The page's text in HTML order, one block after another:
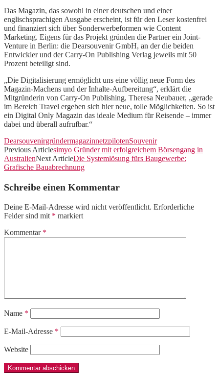
Das Magazin, das sowohl in einer deutschen und einer
englischsprachigen Ausgabe erscheint, ist für den Leser kostenfrei
und finanziert sich über Sonderwerbeformen wie Content
Marketing. Eigens für das Projekt gründen die Partner ein Joint-
Venture in Berlin: die Dearsouvenir GmbH, an der die beiden
Entwickler und der Carry-On Publishing Verlag jeweils mit 50
Prozent beteiligt sind.
„Die Digitalisierung ermöglicht uns eine völlig neue Form des
Magazin-Machens und der Inhalte-Aufbereitung“, erklärt die
Mitgründerin von Carry-On Publishing, Theresa Neubauer, „gerade
im Bereich Travel ergeben sich hier neue, tolle Möglichkeiten. So ist
ein Digital Only Magazin das ideale Medium für Reisende – immer
dabei und überall aufrufbar.“
DearsouvenirgründermagazinnetzpilotenSouvenir
Previous Articlesimyo Gründer mit erfolgreichem Börsengang in
AustralienNext ArticleDie Systemlösung fürs Baugewerbe:
Grafische Bauabrechnung
Schreibe einen Kommentar
Deine E-Mail-Adresse wird nicht veröffentlicht. Erforderliche
Felder sind mit * markiert
Kommentar *
Name *
E-Mail-Adresse *
Website